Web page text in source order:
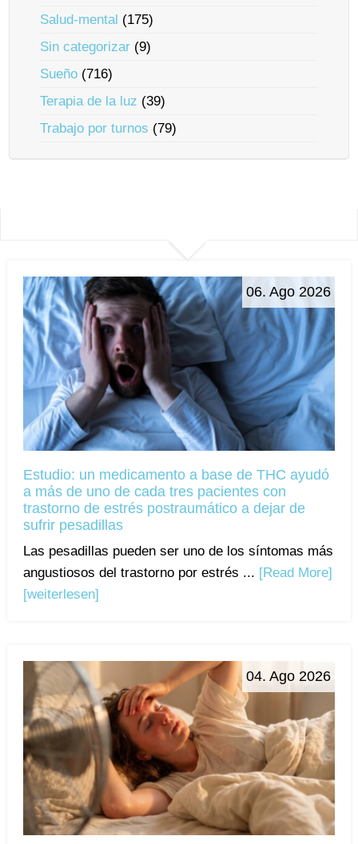
Salud-mental (175)
Sin categorizar (9)
Sueño (716)
Terapia de la luz (39)
Trabajo por turnos (79)
06. Ago 2026
Estudio: un medicamento a base de THC ayudó
a más de uno de cada tres pacientes con
trastorno de estrés postraumático a dejar de
sufrir pesadillas
Las pesadillas pueden ser uno de los síntomas más
angustiosos del trastorno por estrés ... [Read More]
[weiterlesen]
04. Ago 2026